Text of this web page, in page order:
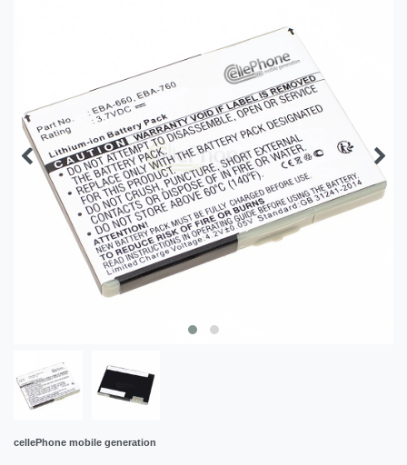
cellePhone mobile generation